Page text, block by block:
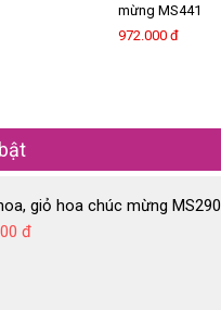
mừng MS441
972.000 đ
giỏ hoa chúc mừng MS290
đ